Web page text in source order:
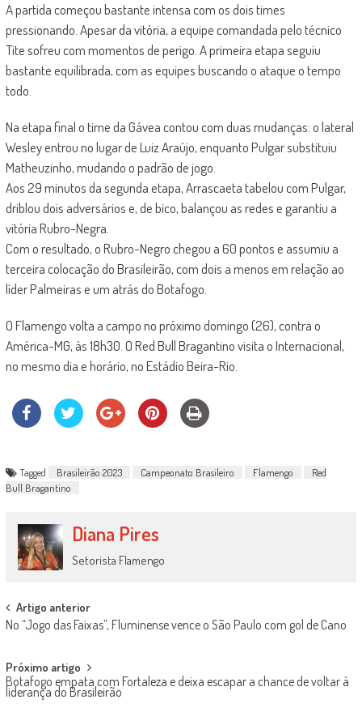
A partida começou bastante intensa com os dois times
pressionando. Apesar da vitória, a equipe comandada pelo técnico
Tite sofreu com momentos de perigo. A primeira etapa seguiu
bastante equilibrada, com as equipes buscando o ataque o tempo
todo.
Na etapa final o time da Gávea contou com duas mudanças: o lateral
Wesley entrou no lugar de Luiz Araújo, enquanto Pulgar substituiu
Matheuzinho, mudando o padrão de jogo.
Aos 29 minutos da segunda etapa, Arrascaeta tabelou com Pulgar,
driblou dois adversários e, de bico, balançou as redes e garantiu a
vitória Rubro-Negra.
Com o resultado, o Rubro-Negro chegou a 60 pontos e assumiu a
terceira colocação do Brasileirão, com dois a menos em relação ao
líder Palmeiras e um atrás do Botafogo.
O Flamengo volta a campo no próximo domingo (26), contra o
América-MG, às 18h30. O Red Bull Bragantino visita o Internacional,
no mesmo dia e horário, no Estádio Beira-Rio.
Tagged Brasileirão 2023 Campeonato Brasileiro Flamengo
Red
Bull Bragantino
Diana Pires
Setorista Flamengo
Post
navigation
Artigo anterior
No “Jogo das Faixas”, Fluminense vence o São Paulo com gol de Cano
Próximo artigo
Botafogo empata com Fortaleza e deixa escapar a chance de voltar à
liderança do Brasileirão